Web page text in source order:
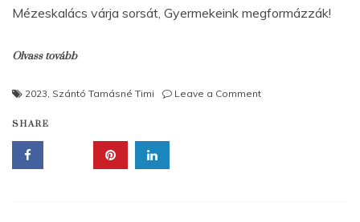
Mézeskalács várja sorsát, Gyermekeink megformázzák!
Olvass tovább
2023, Szántó Tamásné Timi Leave a Commenton
SHARE